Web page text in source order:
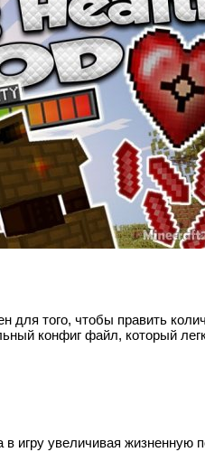
для того, чтобы править
конфиг файл, который
игру увеличивая жизненную